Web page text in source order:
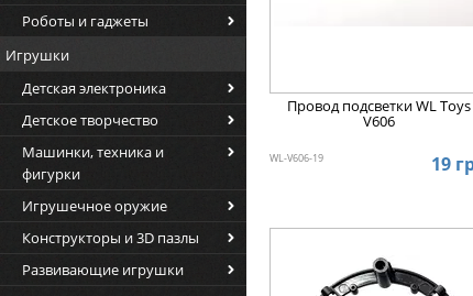
Роботы и гаджеты
Игрушки
Детская электроника
Детское творчество
Машинки, техника и
фигурки
Игрушечное оружие
Конструкторы и 3D пазлы
Развивающие игрушки
Провод подсветки WL Toys
V606
WL-V606-19 19